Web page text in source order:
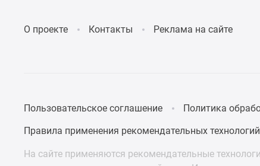
О проекте Контакты Реклама на сайте
Пользовательское соглашение
Политика
Правила применения рекомендательных технологий
На сайте применяются рекомендательные